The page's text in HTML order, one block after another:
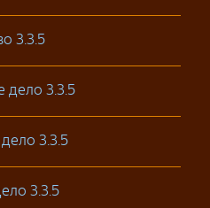
3.3.5
дело 3.3.5
3.3.5
3.3.5